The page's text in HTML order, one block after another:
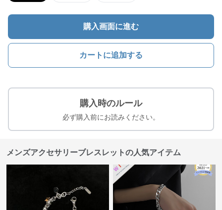
購入画面に進む
カートに追加する
購入時のルール
必ず購入前にお読みください。
メンズアクセサリーブレスレットの人気アイテム